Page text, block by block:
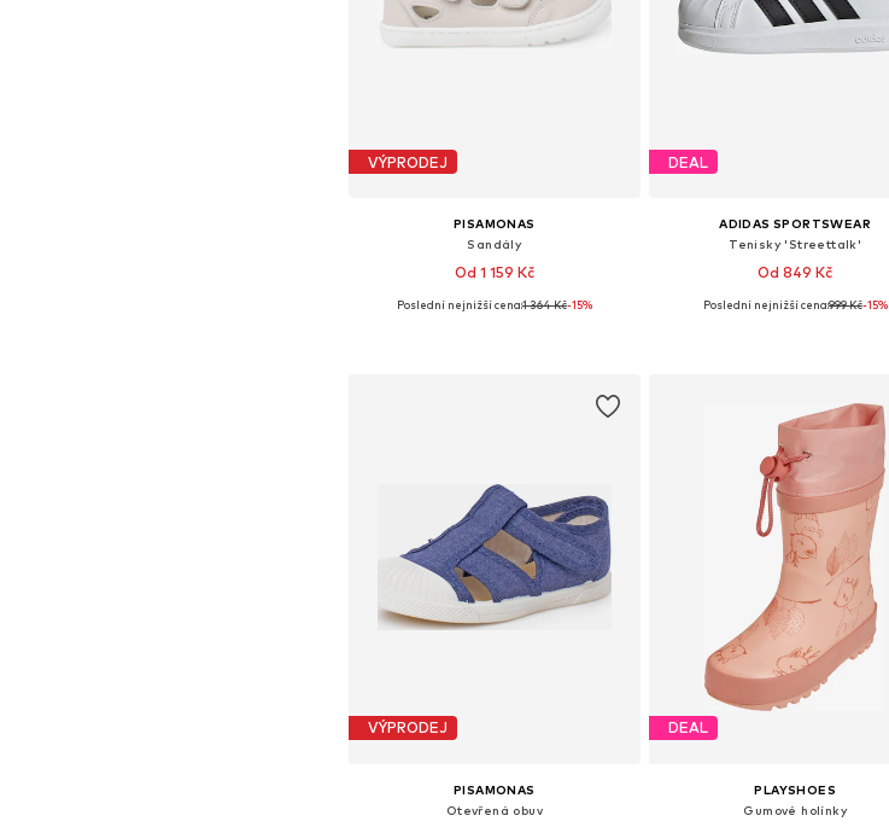
VÝPRODEJ
PISAMONAS
Sandály
Od 1 159 Kč
Dostupné v mnoha velikostech
Poslední nejnižší cena:1 364 Kč-15%
DEAL
ADIDAS SPORTSWEAR
Tenisky 'Streettalk'
Od 849 Kč
+1
Dostupné v mnoha velikostech
Poslední nejnižší cena:999 Kč-15%
VÝPRODEJ
PISAMONAS
Otevřená obuv
DEAL
PLAYSHOES
Gumové holínky